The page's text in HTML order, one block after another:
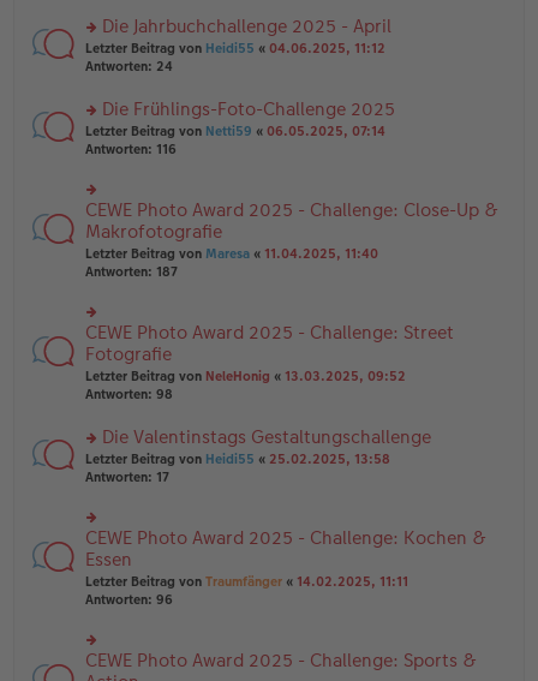
B
ei
tr
g
n
g
el
e
n
er
tr
a
g
rs
te
n
g
el
e
n
er
B
ei
tr
g
Die Jahrbuchchallenge 2025 - April
Letzter Beitrag von Heidi55 « 04.06.2025, 11:12
Antworten: 24
rs
te
u
n
g
el
es
e
er
B
ei
tr
a
g
Die Frühlings-Foto-Challenge 2025
Letzter Beitrag von Netti59 « 06.05.2025, 07:14
Antworten: 116
rs
te
r
u
n
el
es
e
n
er
tr
a
g
CEWE Photo Award 2025 - Challenge: Close-Up &
Makrofotografie
Letzter Beitrag von Maresa « 11.04.2025, 11:40
Antworten: 187
rs
te
r
u
n
el
es
e
er
B
ei
tr
a
g
CEWE Photo Award 2025 - Challenge: Street
Fotografie
Letzter Beitrag von NeleHonig « 13.03.2025, 09:52
Antworten: 98
rs
te
u
n
g
el
es
e
er
B
ei
Die Valentinstags Gestaltungschallenge
Letzter Beitrag von Heidi55 « 25.02.2025, 13:58
Antworten: 17
rs
te
r
u
n
el
es
CEWE Photo Award 2025 - Challenge: Kochen &
Essen
Letzter Beitrag von Traumfänger « 14.02.2025, 11:11
Antworten: 96
rs
CEWE Photo Award 2025 - Challenge: Sports &